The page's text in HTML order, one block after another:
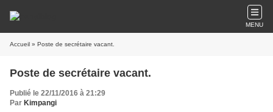
MENU
Accueil » Poste de secrétaire vacant.
Poste de secrétaire vacant.
Publié le 22/11/2016 à 21:29
Par Kimpangi